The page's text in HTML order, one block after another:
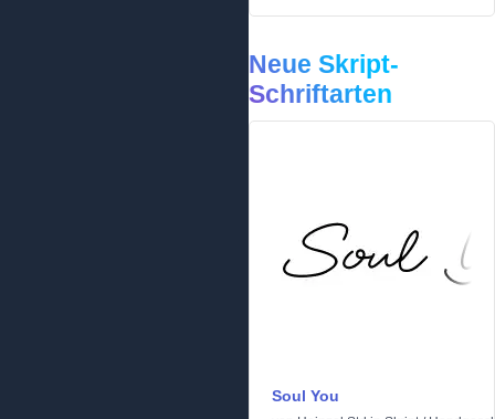
Neue Skript-
Schriftarten
Soul You